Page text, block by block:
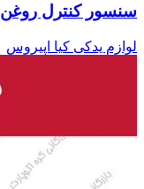
سنسور کنترل روغن Ocv اپیروس
لوازم یدکی کیا اپیروس